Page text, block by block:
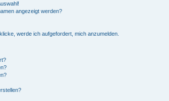
angezeigt werden?
werde ich aufgefordert, mich anzumelden.